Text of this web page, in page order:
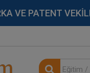
VE PATENT